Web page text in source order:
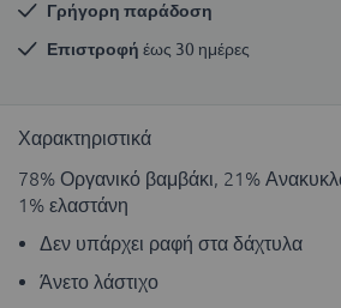
Γρήγορη παράδοση
Επιστροφή έως 30 ημέρες
Χαρακτηριστικά
78% Οργανικό βαμβάκι, 21%
1% ελαστάνη
Δεν υπάρχει ραφή στα δάχτυλα
Άνετο λάστιχο